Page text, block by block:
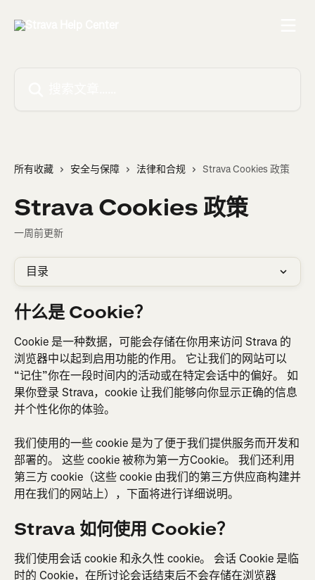
所有收藏 安全与保障 法律和合规 Strava Cookies 政策
Strava Cookies 政策
一周前更新
目录
什么是 Cookie？
Cookie 是一种数据，可能会存储在你用来访问 Strava 的
浏览器中以起到启用功能的作用。 它让我们的网站可以
“记住”你在一段时间内的活动或在特定会话中的偏好。 如
果你登录 Strava，cookie 让我们能够向你显示正确的信息
并个性化你的体验。
我们使用的一些 cookie 是为了便于我们提供服务而开发和
部署的。 这些 cookie 被称为第一方Cookie。 我们还利用
第三方 cookie（这些 cookie 由我们的第三方供应商构建并
用在我们的网站上），下面将进行详细说明。
Strava 如何使用 Cookie？
我们使用会话 cookie 和永久性 cookie。 会话 Cookie 是临
时的 Cookie，在所讨论会话结束后不会存储在浏览器